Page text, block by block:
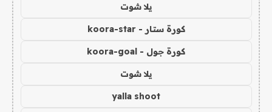
يلا شوت
كورة ستار - koora-star
كورة جول - koora-goal
يلا شوت
yalla shoot